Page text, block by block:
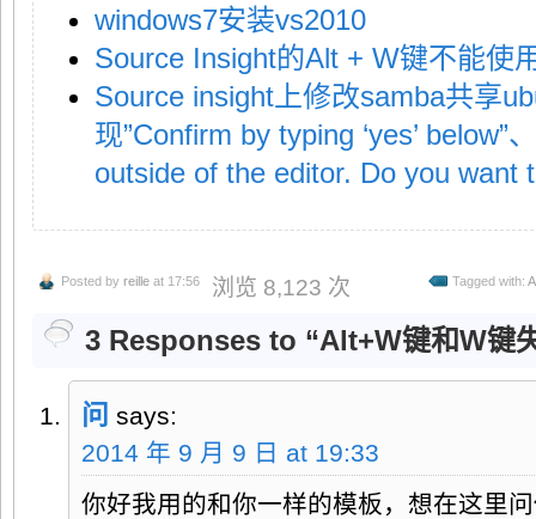
windows7安装vs2010
Source Insight的Alt + W键不能使
Source insight上修改samba共享
现”Confirm by typing ‘yes’ below”
outside of the editor. Do you want
Posted by reille at 17:56 浏览 8,123 次 Tagged with:
3 Responses to “Alt+W键和W键
问 says:
2014 年 9 月 9 日 at 19:33
你好我用的和你一样的模板，想在这里